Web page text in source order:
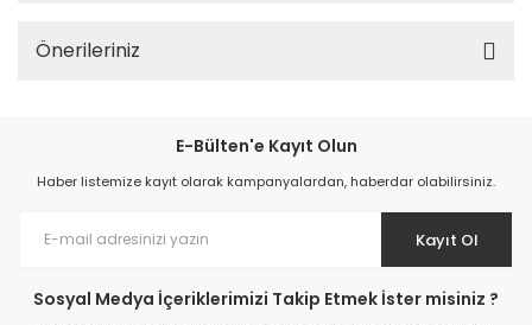
Önerileriniz
E-Bülten'e Kayıt Olun
Haber listemize kayıt olarak kampanyalardan, haberdar olabilirsiniz.
Kayıt Ol
Sosyal Medya İçeriklerimizi Takip Etmek İster misiniz ?